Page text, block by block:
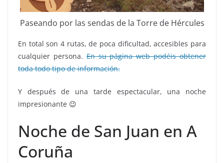
Paseando por las sendas de la Torre de Hércules
En total son 4 rutas, de poca dificultad, accesibles para
cualquier persona.En su página web podéis obtener
toda todo tipo de información.
Y después de una tarde espectacular, una noche
impresionante 😉
Noche de San Juan en A
Coruña